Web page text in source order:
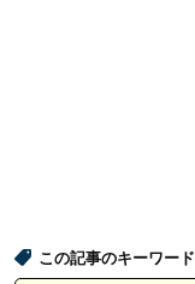
この記事のキーワード